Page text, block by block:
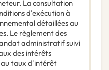
La consultation
d'exécution à
détaillées au
Le règlement des
administratif suivi
des intérêts
taux d'intérêt